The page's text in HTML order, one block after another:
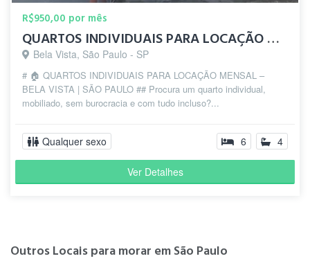
R$950,00 por mês
QUARTOS INDIVIDUAIS PARA LOCAÇÃO MENSAL – BELA VISTA
Bela Vista, São Paulo - SP
# 🏠 QUARTOS INDIVIDUAIS PARA LOCAÇÃO MENSAL –
BELA VISTA | SÃO PAULO ## Procura um quarto individual,
mobiliado, sem burocracia e com tudo incluso?...
Qualquer sexo 6 4
Ver Detalhes
Outros Locais para morar em São Paulo